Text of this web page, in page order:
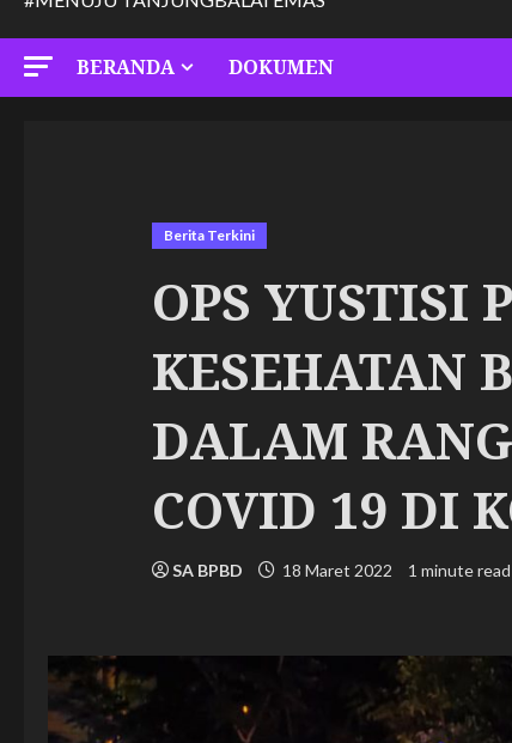
BERANDA DOKUMEN
Berita Terkini
OPS YUSTISI
KESEHATAN
DALAM
COVID 19 DI
SA BPBD 18 Maret 2022 1 minute read